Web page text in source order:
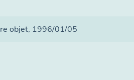
objet, 1996/01/05